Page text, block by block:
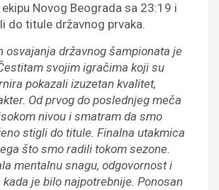
Novog Beograda sa 23:19 i
do titule državnog prvaka.
osvajanja državnog šampionata je
svojim igračima koji su
pokazali izuzetan kvalitet,
Od prvog do poslednjeg meča
nivou i smatram da smo
stigli do titule. Finalna utakmica
što smo radili tokom sezone.
mentalnu snagu, odgovornost i
je bilo najpotrebnije. Ponosan